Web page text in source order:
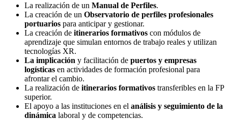
La realización de un Manual de Perfiles.
La creación de un Observatorio de perfiles profesionales
portuarios para anticipar y gestionar.
La creación de itinerarios formativos con módulos de
aprendizaje que simulan entornos de trabajo reales y utilizan
tecnologías XR.
La implicación y facilitación de puertos y empresas
logísticas en actividades de formación profesional para
afrontar el cambio.
La realización de itinerarios formativos transferibles en la FP
superior.
El apoyo a las instituciones en el análisis y seguimiento de la
dinámica laboral y de competencias.